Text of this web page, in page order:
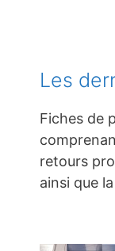
Les
Fiches de
retours
ainsi que